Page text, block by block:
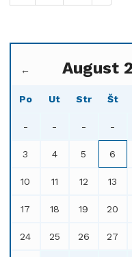
← August
Po Ut Str Št
- - - -
3 4 5 6
10 11 12 13
17 18 19 20
24 25 26 27